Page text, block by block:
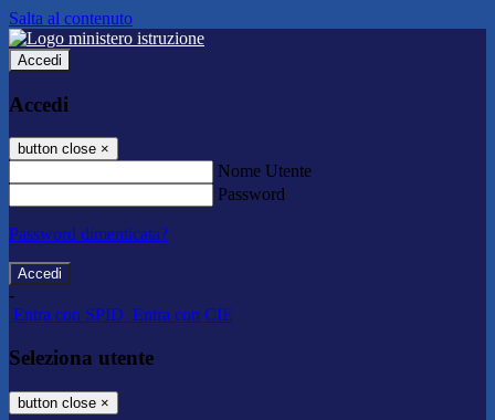
Salta al contenuto
Accedi
Accedi
button close ×
Nome Utente
Password
Password dimenticata?
-
Entra con SPID Entra con CIE
Seleziona utente
button close ×